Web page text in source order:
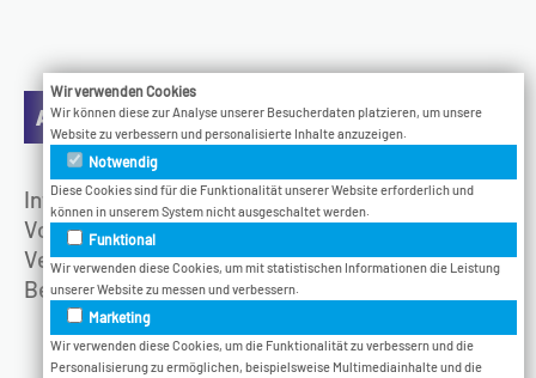
Aktuelles
Infotage
Vodcast
Veranstaltungen
Bethel.Jetzt
Wir verwenden Cookies
Wir können diese zur Analyse unserer Besucherdaten platzieren, um unsere
Website zu verbessern und personalisierte Inhalte anzuzeigen.
Notwendig
Diese Cookies sind für die Funktionalität unserer Website erforderlich und
können in unserem System nicht ausgeschaltet werden.
Funktional
Wir verwenden diese Cookies, um mit statistischen Informationen die Leistung
unserer Website zu messen und verbessern.
Marketing
Wir verwenden diese Cookies, um die Funktionalität zu verbessern und die
Personalisierung zu ermöglichen, beispielsweise Multimediainhalte und die